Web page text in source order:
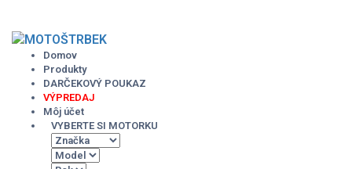
contentDomov
Produkty
DARČEKOVÝ POUKAZ
VÝPREDAJ
Môj účet
VYBERTE SI MOTORKU